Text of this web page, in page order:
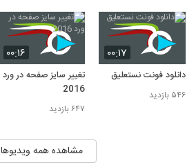
۰۰:۱۷
دانلود فونت نستعلیق
۵۴۶ بازدید
۰۰:۱۶
تغییر سایز صفحه در ورد
2016
۶۴۷ بازدید
مشاهده همه ویدیوها